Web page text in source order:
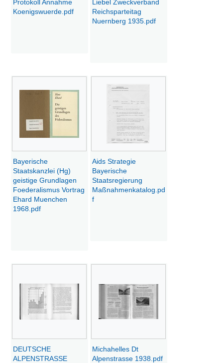
Protokoll Annahme
Koenigswuerde.pdf
Liebel Zweckverband
Reichsparteitag
Nuernberg 1935.pdf
Bayerische
Staatskanzlei (Hg)
geistige Grundlagen
Foederalismus Vortrag
Ehard Muenchen
1968.pdf
Aids Strategie
Bayerische
Staatsregierung
Maßnahmenkatalog.pd
f
DEUTSCHE
ALPENSTRASSE
Michahelles Dt
Alpenstrasse 1938.pdf